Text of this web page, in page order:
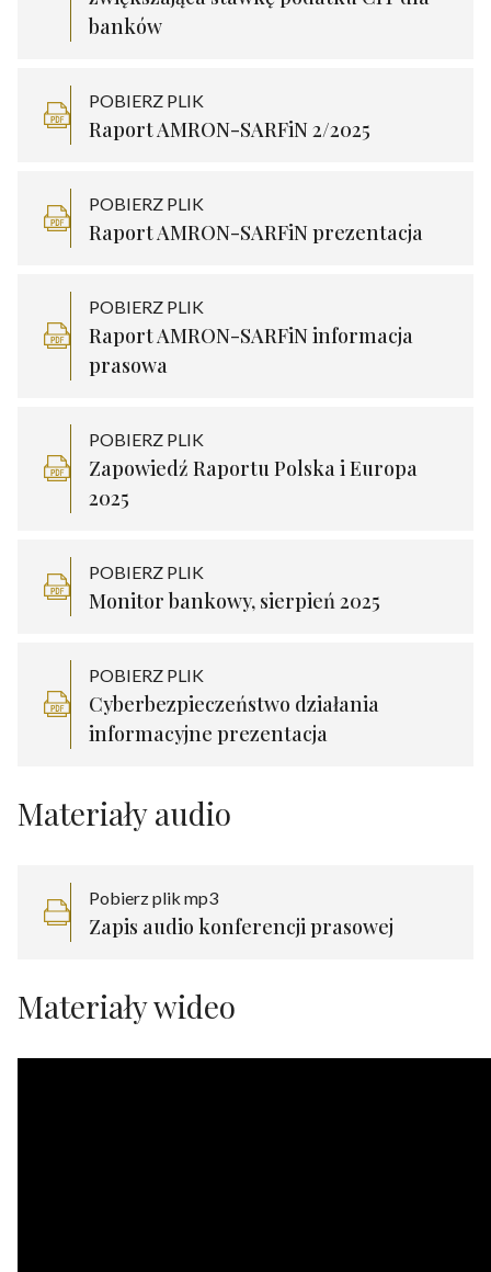
banków
POBIERZ PLIK
Raport AMRON-SARFiN 2/2025
POBIERZ PLIK
Raport AMRON-SARFiN prezentacja
POBIERZ PLIK
Raport AMRON-SARFiN informacja
prasowa
POBIERZ PLIK
Zapowiedź Raportu Polska i Europa
2025
POBIERZ PLIK
Monitor bankowy, sierpień 2025
POBIERZ PLIK
Cyberbezpieczeństwo działania
informacyjne prezentacja
Materiały audio
Pobierz plik mp3
Zapis audio konferencji prasowej
Materiały wideo